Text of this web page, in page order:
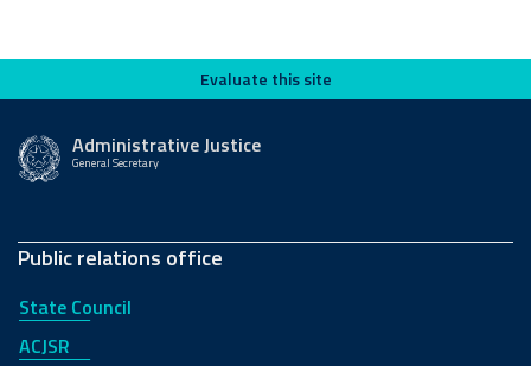
Evaluate this siteEvaluate this site
Administrative Justice
General Secretary
Public relations office
State Council
ACJSR